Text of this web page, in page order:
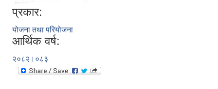
प्रकार:
योजना तथा परियोजना
आर्थिक वर्ष:
२०८२।०८३